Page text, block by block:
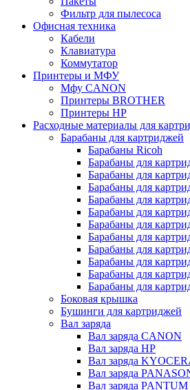
Фильтр для пылесоса
Офисная техника
Кабели
Клавиатура
Коммутатор
Принтеры и МФУ
Мфу CANON
Принтеры BROTHER
Принтеры HP
Расходные материалы для
Барабаны для картриджей
Барабаны Ricoh
Барабаны для
Барабаны для
Барабаны для
Барабаны для
Барабаны для
Барабаны для
Барабаны для
Барабаны для
Барабаны для
Барабаны для
Барабаны для
Боковая крышка
Бушинги для картриджей
Вал заряда
Вал заряда CANON
Вал заряда HP
Вал заряда
Вал заряда
Вал заряда PANTUM